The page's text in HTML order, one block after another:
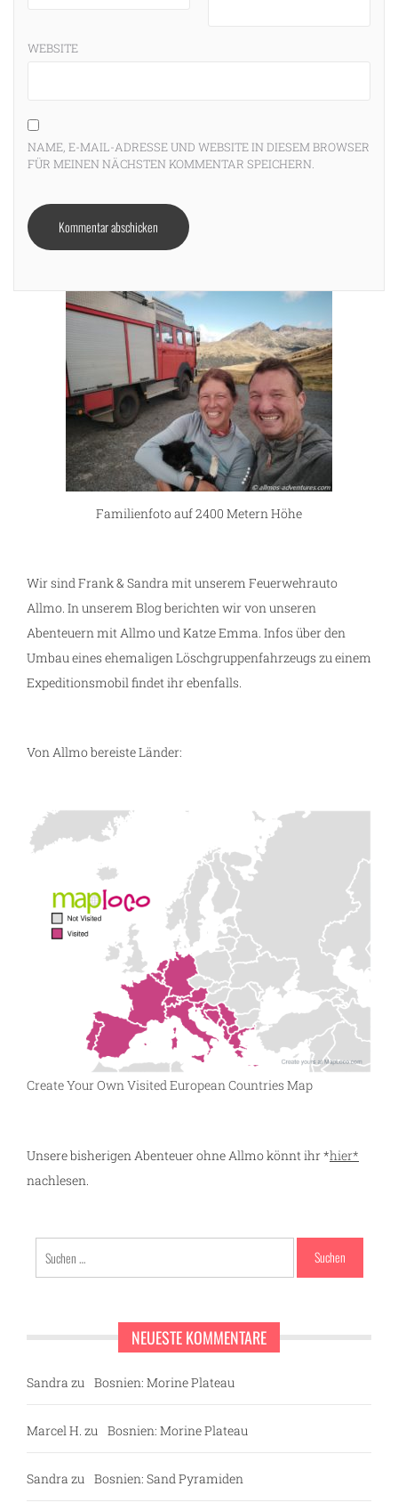
WEBSITE
NAME, E-MAIL-ADRESSE UND WEBSITE IN DIESEM BROWSER
FÜR MEINEN NÄCHSTEN KOMMENTAR SPEICHERN.
Familienfoto auf 2400 Metern Höhe
Wir sind Frank & Sandra mit unserem Feuerwehrauto
Allmo. In unserem Blog berichten wir von unseren
Abenteuern mit Allmo und Katze Emma. Infos über den
Umbau eines ehemaligen Löschgruppenfahrzeugs zu einem
Expeditionsmobil findet ihr ebenfalls.
Von Allmo bereiste Länder:
Create Your Own Visited European Countries Map
Unsere bisherigen Abenteuer ohne Allmo könnt ihr *hier*
nachlesen.
nach:
NEUESTE KOMMENTARE
Sandra zu Bosnien: Morine Plateau
Marcel H. zu Bosnien: Morine Plateau
Sandra zu Bosnien: Sand Pyramiden